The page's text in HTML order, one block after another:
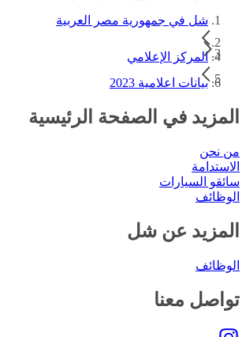
شل في جمهورية مصر العربية
المركز الإعلامي
بيانات اعلامية 2023
المزيد في الصفحة الرئيسية
من نحن
الاستدامة
سائقو السيارات
الوظائف
المزيد عن شل
الوظائف
تواصل معنا